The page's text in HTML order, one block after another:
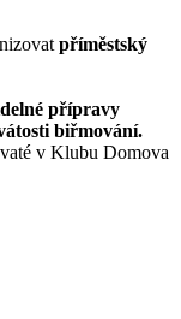
příměstský
přípravy
biřmování.
v Klubu Domova